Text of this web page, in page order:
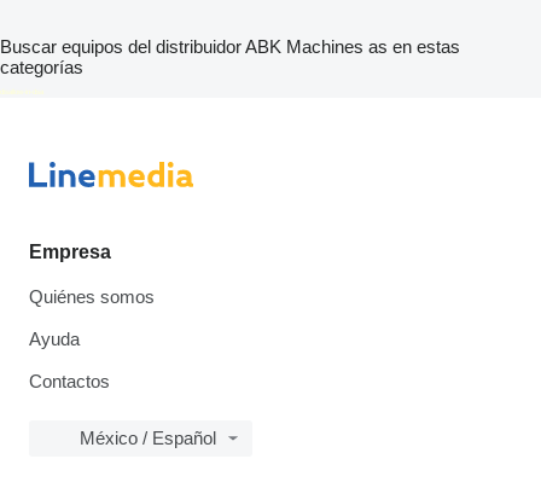
Buscar equipos del distribuidor ABK Machines as en estas
categorías
disallow-in-dsa
Empresa
Quiénes somos
Ayuda
Contactos
México / Español